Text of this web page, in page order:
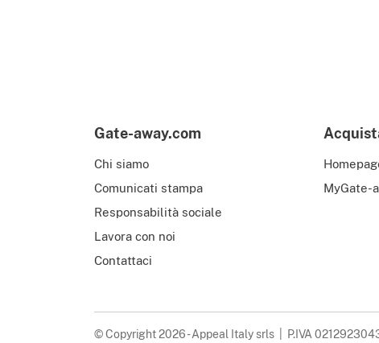
Gate-away.com
Chi siamo
Comunicati stampa
Responsabilità sociale
Lavora con noi
Contattaci
MyGate-
© Copyright 2026 - Appeal Italy srls | P.IVA